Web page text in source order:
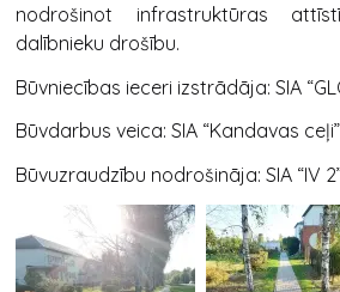
nodrošinot infrastruktūras
dalībnieku drošību.
Būvniecības ieceri izstrādāja: SIA
Būvdarbus veica: SIA “Kandavas
Būvuzraudzību nodrošināja: SIA “IV